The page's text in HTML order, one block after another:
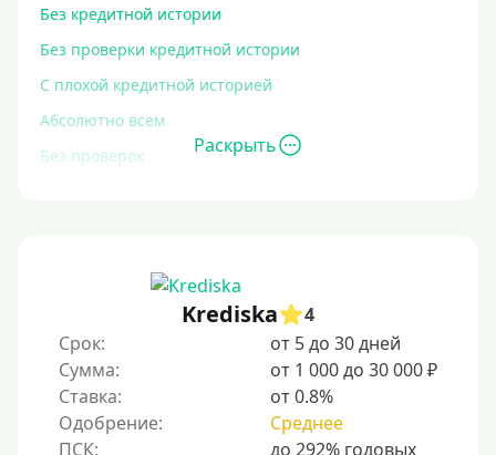
Без кредитной истории
Без проверки кредитной истории
С плохой кредитной историей
Абсолютно всем
Без проверок
С просрочками
Залог
Под залог ПТС
Без залога
Раскрыть
Krediska
4
Срок:
от 5 до 30 дней
Сумма:
от 1 000 до 30 000 ₽
Ставка:
от 0.8%
Одобрение:
Среднее